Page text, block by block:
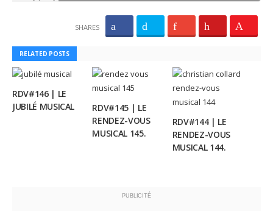
SHARES
RELATED POSTS
RDV#146 | LE
JUBILÉ MUSICAL
RDV#145 | LE
RENDEZ-VOUS
MUSICAL 145.
RDV#144 | LE
RENDEZ-VOUS
MUSICAL 144.
PUBLICITÉ